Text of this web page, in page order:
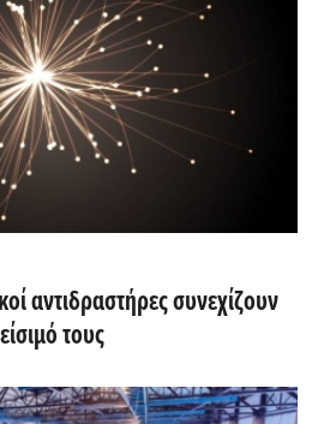
αντιδραστήρες συνεχίζουν
τους